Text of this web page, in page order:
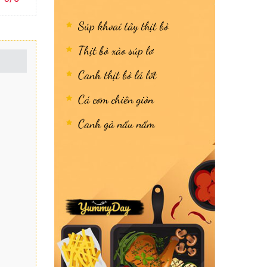
Súp khoai tây thịt bò
Thịt bò xào súp lơ
Canh thịt bò lá lốt
Cá cơm chiên giòn
Canh gà nấu nấm